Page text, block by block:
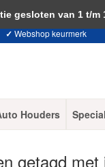
✓ Webshop keurmerk
Houders
getagd
met het gebruik van
gesloten van 1 t/m